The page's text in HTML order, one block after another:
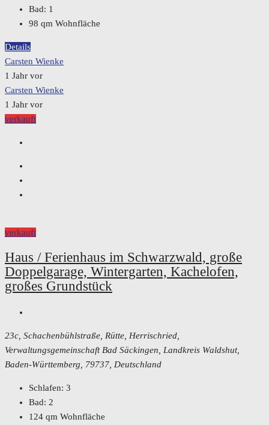
Bad: 1
98 qm Wohnfläche
Details
Carsten Wienke
1 Jahr vor
Carsten Wienke
1 Jahr vor
verkauft
verkauft
Haus / Ferienhaus im Schwarzwald, große
Doppelgarage, Wintergarten, Kachelofen,
großes Grundstück
23c, Schachenbühlstraße, Rütte, Herrischried,
Verwaltungsgemeinschaft Bad Säckingen, Landkreis Waldshut,
Baden-Württemberg, 79737, Deutschland
Schlafen: 3
Bad: 2
124 qm Wohnfläche